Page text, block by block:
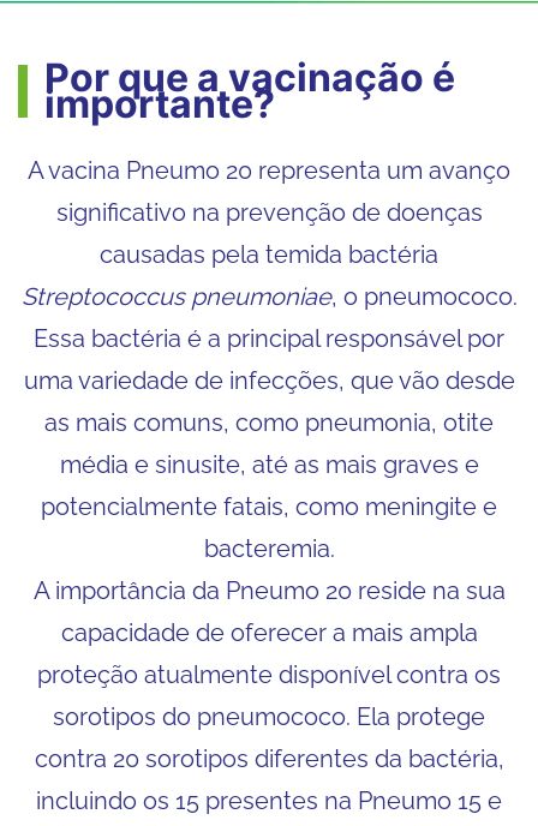
Por que a vacinação é
importante?
A vacina Pneumo 20 representa um avanço
significativo na prevenção de doenças
causadas pela temida bactéria
Streptococcus pneumoniae, o pneumococo.
Essa bactéria é a principal responsável por
uma variedade de infecções, que vão desde
as mais comuns, como pneumonia, otite
média e sinusite, até as mais graves e
potencialmente fatais, como meningite e
bacteremia.
A importância da Pneumo 20 reside na sua
capacidade de oferecer a mais ampla
proteção atualmente disponível contra os
sorotipos do pneumococo. Ela protege
contra 20 sorotipos diferentes da bactéria,
incluindo os 15 presentes na Pneumo 15 e